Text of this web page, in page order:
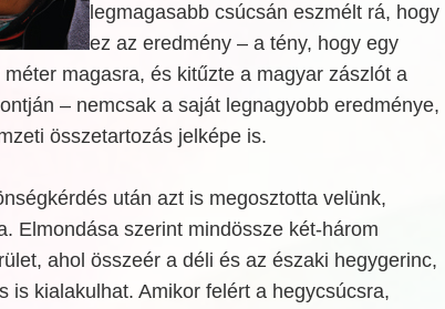
legmagasabb csúcsán eszmélt rá, hogy
ez az eredmény – a tény, hogy egy
magasra, és kitűzte a magyar zászlót a
– nemcsak a saját legnagyobb eredménye,
összetartozás jelképe is.
után azt is megosztotta velünk,
Elmondása szerint mindössze két-három
ahol összeér a déli és az északi hegygerinc,
is kialakulhat. Amikor felért a hegycsúcsra,